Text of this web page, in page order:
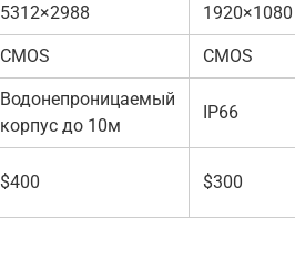
5312×2988 1920×1080
CMOS CMOS
Водонепроницаемый
корпус до 10м
IP66
$400 $300